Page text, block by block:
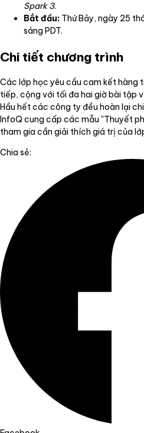
Spark 3.
Bắt đầu: Thứ Bảy, ngày 25
sáng PDT.
Chi tiết chương trình
Các lớp học yêu cầu cam kết hàng
tiếp, cộng với tối đa hai giờ bài tập
Hầu hết các công ty đều hoàn lại
InfoQ cung cấp các mẫu "Thuyết
tham gia cần giải thích giá trị của
Chia sẻ: